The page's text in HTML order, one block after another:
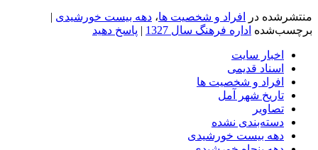
منتشرشده در افراد و شخصیت ها، دهه بیست خورشیدی |
برچسب‌شده اداره فرهنگ سال 1327 | پاسخ دهید
اخبار سایت
اسناد قدیمی
افراد و شخصیت ها
تاریخ شهر آمل
تصاویر
دسته‌بندی نشده
دهه بیست خورشیدی